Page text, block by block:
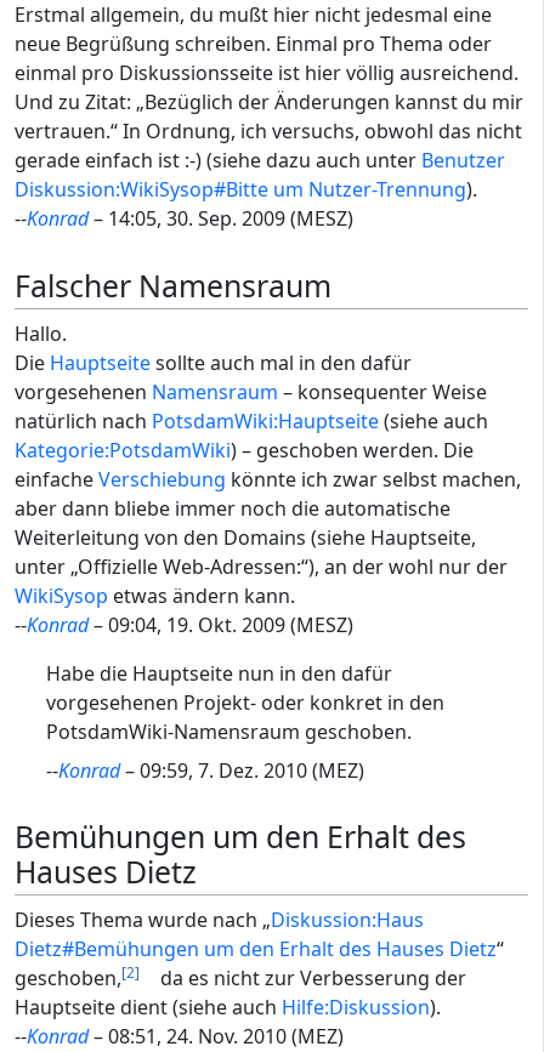
Erstmal allgemein, du mußt hier nicht jedesmal eine
neue Begrüßung schreiben. Einmal pro Thema oder
einmal pro Diskussionsseite ist hier völlig ausreichend.
Und zu Zitat: „Bezüglich der Änderungen kannst du mir
vertrauen.“ In Ordnung, ich versuchs, obwohl das nicht
gerade einfach ist :-) (siehe dazu auch unter Benutzer
Diskussion:WikiSysop#Bitte um Nutzer-Trennung).
--Konrad– 14:05, 30. Sep. 2009 (MESZ)
Falscher Namensraum
Hallo.
Die Hauptseitesollte auch mal in den dafür
vorgesehenen Namensraum – konsequenter Weise
natürlich nach PotsdamWiki:Hauptseite(siehe auch
Kategorie:PotsdamWiki) – geschoben werden. Die
einfacheVerschiebung könnte ich zwar selbst machen,
aber dann bliebe immer noch die automatische
Weiterleitung von den Domains (siehe Hauptseite,
unter „Offizielle Web-Adressen:“), an der wohl nur der
WikiSysop etwas ändern kann.
--Konrad– 09:04, 19. Okt. 2009 (MESZ)
Habe die Hauptseite nun in den dafür
vorgesehenen Projekt- oder konkret in den
PotsdamWiki-Namensraum geschoben.
--Konrad– 09:59, 7. Dez. 2010 (MEZ)
Bemühungen um den Erhalt des
Hauses Dietz
Dieses Thema wurde nach „Diskussion:Haus
Dietz#Bemühungen um den Erhalt des Hauses Dietz“
geschoben,[2]
da es nicht zur Verbesserung der
Hauptseite dient (siehe auch Hilfe:Diskussion).
--Konrad– 08:51, 24. Nov. 2010 (MEZ)